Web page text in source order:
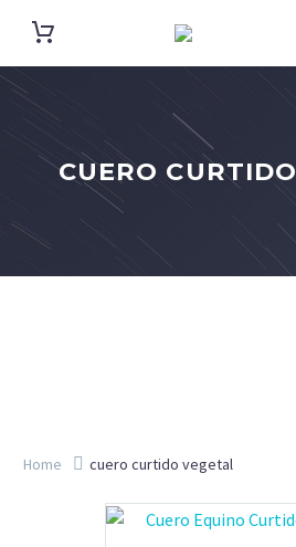
CUERO
Home cuero curtido vegetal